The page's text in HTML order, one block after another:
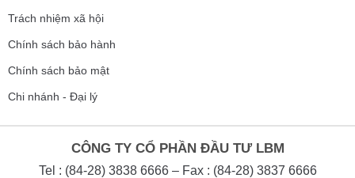
Trách nhiệm xã hội
Chính sách bảo hành
Chính sách bảo mật
Chi nhánh - Đại lý
CÔNG TY CỔ PHẦN ĐẦU TƯ LBM
Tel : (84-28) 3838 6666 – Fax : (84-28) 3837 6666